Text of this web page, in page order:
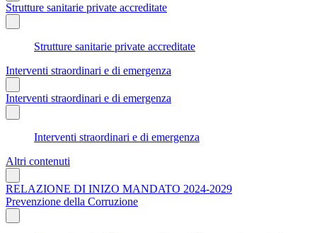
Strutture sanitarie private accreditate
Strutture sanitarie private accreditate
Interventi straordinari e di emergenza
Interventi straordinari e di emergenza
Interventi straordinari e di emergenza
Altri contenuti
RELAZIONE DI INIZO MANDATO 2024-2029
Prevenzione della Corruzione